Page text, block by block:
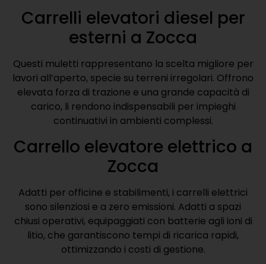
Carrelli elevatori diesel per
esterni a Zocca
Questi muletti rappresentano la scelta migliore per
lavori all’aperto, specie su terreni irregolari. Offrono
elevata forza di trazione e una grande capacità di
carico, li rendono indispensabili per impieghi
continuativi in ambienti complessi.
Carrello elevatore elettrico a
Zocca
Adatti per officine e stabilimenti, i carrelli elettrici
sono silenziosi e a zero emissioni. Adatti a spazi
chiusi operativi, equipaggiati con batterie agli ioni di
litio, che garantiscono tempi di ricarica rapidi,
ottimizzando i costi di gestione.